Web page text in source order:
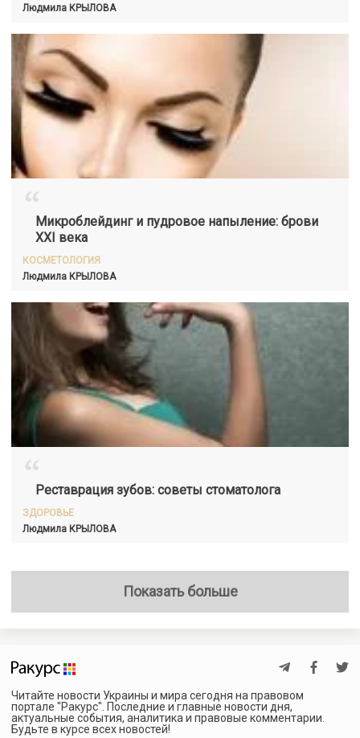
Людмила КРЫЛОВА
“Микроблейдинг и пудровое напыление: брови
XXI века
КОСМЕТОЛОГИЯ
Людмила КРЫЛОВА
“Реставрация зубов: советы стоматолога
ЗДОРОВЬЕ
Людмила КРЫЛОВА
Показать больше
Читайте новости Украины и мира сегодня на правовом
портале "Ракурс". Последние и главные новости дня,
актуальные события, аналитика и правовые комментарии.
Будьте в курсе всех новостей!